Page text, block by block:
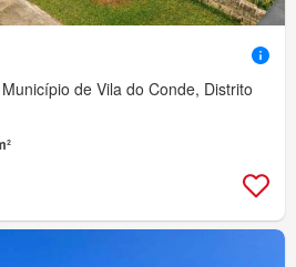
de Vila do Conde, Distrito